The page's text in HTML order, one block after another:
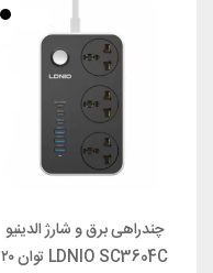
چندراهی برق و شارژ الدینیو
LDNIO SC3604C توان ۲۰